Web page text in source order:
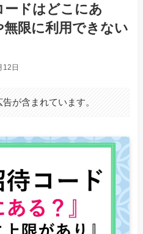
ードはどこにあ
無限に利用できない
12日
が含まれています。